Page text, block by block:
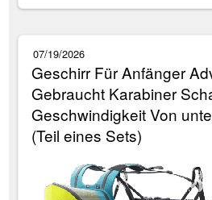
07/19/2026
Geschirr Für Anfänger
Gebraucht Karabiner
Geschwindigkeit Von
(Teil eines Sets)